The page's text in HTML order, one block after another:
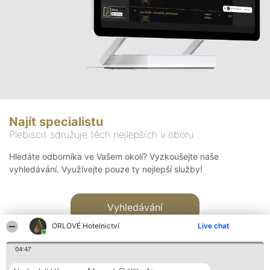
ORLOVÉ Hotelnictví Live chat
04:47
Najít specialistu
Plebiscit sdružuje těch nejlepších v oboru
Hledáte odborníka ve Vašem okolí? Vyzkoušejte naše
vyhledávání. Využívejte pouze ty nejlepší služby!
Vyhledávání